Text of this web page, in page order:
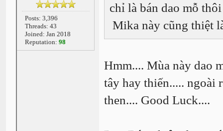
Posts: 3,396
Threads: 43
Joined: Jan 2018
Reputation: 98
chỉ là bán dao mỗ thôi
Mika này cũng thiệt
Hmm.... Mùa này dao
tây hay thiến..... ngoài
then.... Good Luck....